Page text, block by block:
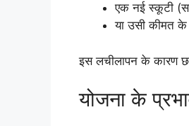
एक नई स्कूटी
या उसी कीमत
इस लचीलापन के कारण
योजना के